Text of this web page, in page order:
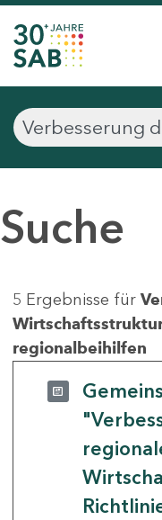
Suche
5 Ergebnisse für
regionalbeihilfen